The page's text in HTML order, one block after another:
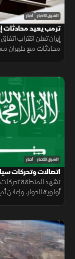
الشرق للأخبار أخبار
ترمب يعيد محادثات
إيران تعلن اقتراب
محادثات مع طهران
الشرق للأخبار أخبار
اتصالات وتحركات
تشهد المنطقة
أولوية الحوار،